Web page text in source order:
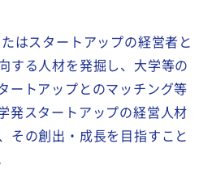
はスタートアップの経営者と
する人材を発掘し、大学等の
ートアップとのマッチング等
発スタートアップの経営人材
その創出・成長を目指すこと